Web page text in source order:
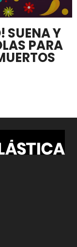
SUENA Y
PARA